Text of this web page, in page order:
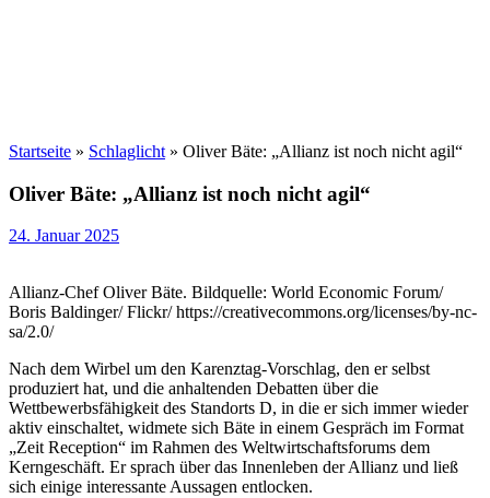
Startseite » Schlaglicht » Oliver Bäte: „Allianz ist noch nicht agil“
Oliver Bäte: „Allianz ist noch nicht agil“
24. Januar 2025
Allianz-Chef Oliver Bäte. Bildquelle: World Economic Forum/
Boris Baldinger/ Flickr/ https://creativecommons.org/licenses/by-nc-
sa/2.0/
Nach dem Wirbel um den Karenztag-Vorschlag, den er selbst
produziert hat, und die anhaltenden Debatten über die
Wettbewerbsfähigkeit des Standorts D, in die er sich immer wieder
aktiv einschaltet, widmete sich Bäte in einem Gespräch im Format
„Zeit Reception“ im Rahmen des Weltwirtschaftsforums dem
Kerngeschäft. Er sprach über das Innenleben der Allianz und ließ
sich einige interessante Aussagen entlocken.